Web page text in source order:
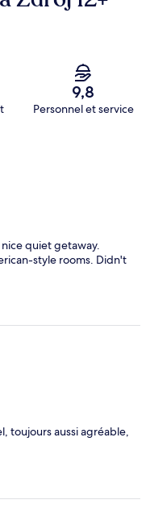
9,8
Personnel et service
quiet getaway.
style rooms. Didn't
toujours aussi agréable,